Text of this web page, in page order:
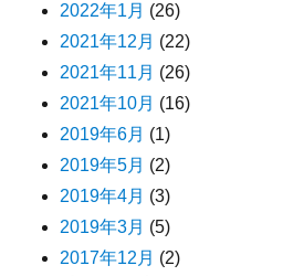
2022年1月 (26)
2021年12月 (22)
2021年11月 (26)
2021年10月 (16)
2019年6月 (1)
2019年5月 (2)
2019年4月 (3)
2019年3月 (5)
2017年12月 (2)